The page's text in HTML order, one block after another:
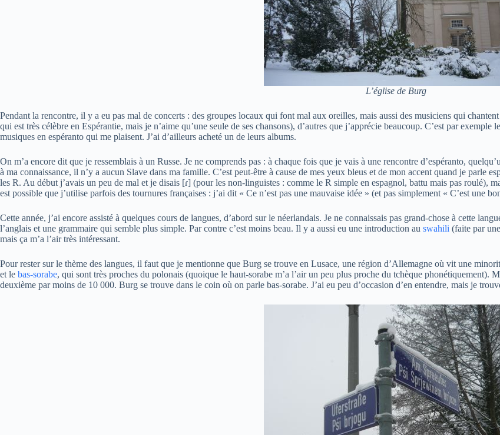
L’église de Burg
Pendant la rencontre, il y a eu pas mal de concerts : des groupes locaux qui font mal aux oreilles, mais aussi des musiciens qui
qui est très célèbre en Espérantie, mais je n’aime qu’une seule de ses chansons), d’autres que j’apprécie beaucoup. C’est par exemple
musiques en espéranto qui me plaisent. J’ai d’ailleurs acheté un de leurs albums.
On m’a encore dit que je ressemblais à un Russe. Je ne comprends pas : à chaque fois que je vais à une rencontre d’espéranto,
à ma connaissance, il n’y a aucun Slave dans ma famille. C’est peut-être à cause de mes yeux bleus et de mon accent quand je parle
les R. Au début j’avais un peu de mal et je disais [ɾ] (pour les non-linguistes : comme le R simple en espagnol, battu mais pas roulé),
est possible que j’utilise parfois des tournures françaises : j’ai dit « Ce n’est pas une mauvaise idée » (et pas simplement « C’est une
Cette année, j’ai encore assisté à quelques cours de langues, d’abord sur le néerlandais. Je ne connaissais pas grand-chose à cette
l’anglais et une grammaire qui semble plus simple. Par contre c’est moins beau. Il y a aussi eu une introduction au swahili (faite par
mais ça m’a l’air très intéressant.
Pour rester sur le thème des langues, il faut que je mentionne que Burg se trouve en Lusace, une région d’Allemagne où vit une
et le bas-sorabe, qui sont très proches du polonais (quoique le haut-sorabe m’a l’air un peu plus proche du tchèque phonétiquement).
deuxième par moins de 10 000. Burg se trouve dans le coin où on parle bas-sorabe. J’ai eu peu d’occasion d’en entendre, mais je